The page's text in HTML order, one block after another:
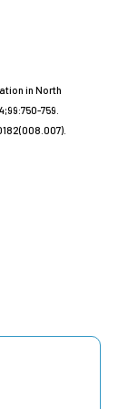
in North
759.